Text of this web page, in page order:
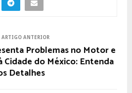
ARTIGO ANTERIOR
Problemas no Motor e
Cidade do México: Entenda
Detalhes